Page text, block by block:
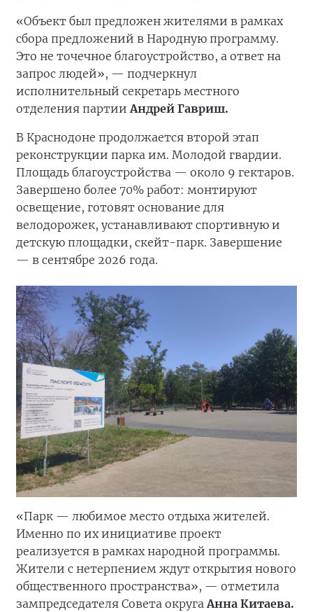
«Объект был предложен жителями в рамках
сбора предложений в Народную программу.
Это не точечное благоустройство, а ответ на
запрос людей», — подчеркнул
исполнительный секретарь местного
отделения партииАндрей Гавриш.
В Краснодоне продолжается второй этап
реконструкции парка им. Молодой гвардии.
Площадь благоустройства — около 9 гектаров.
Завершено более 70% работ: монтируют
освещение, готовят основание для
велодорожек, устанавливают спортивную и
детскую площадки, скейт-парк. Завершение
— в сентябре 2026 года.
«Парк — любимое место отдыха жителей.
Именно по их инициативе проект
реализуется в рамках народной программы.
Жители с нетерпением ждут открытия нового
общественного пространства», — отметила
зампредседателя Совета округа Анна Китаева.